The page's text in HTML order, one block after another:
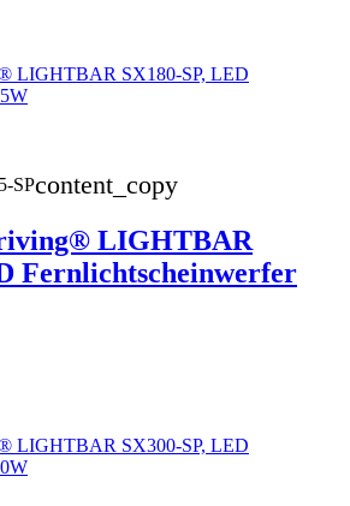
SPcontent_copy
LIGHTBAR
Fernlichtscheinwerfer